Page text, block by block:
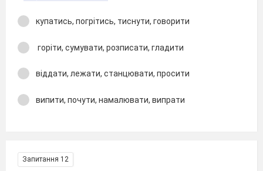
купатись, погрітись, тиснути, говорити
горіти, сумувати, розписати, гладити
віддати, лежати, станцювати, просити
випити, почути, намалювати, випрати
Запитання 12